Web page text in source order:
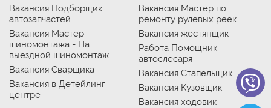
Вакансия Подборщик
автозапчастей
Вакансия Мастер
шиномонтажа - На
выездной шиномонтаж
Вакансия Сварщика
Вакансия в Детейлинг
центре
Вакансия Мастер по
ремонту рулевых реек
Вакансия жестянщик
Работа Помощник
автослесаря
Вакансия Стапельщик
Вакансия Кузовщик
Вакансия ходовик